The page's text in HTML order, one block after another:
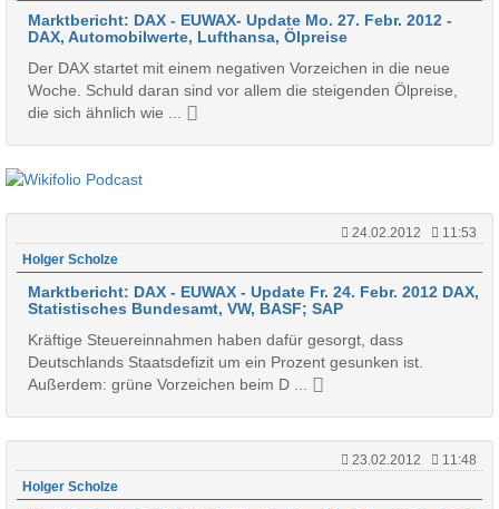
Marktbericht: DAX - EUWAX- Update Mo. 27. Febr. 2012 -
DAX, Automobilwerte, Lufthansa, Ölpreise
Der DAX startet mit einem negativen Vorzeichen in die neue
Woche. Schuld daran sind vor allem die steigenden Ölpreise,
die sich ähnlich wie ...
24.02.2012
11:53
Holger Scholze
Marktbericht: DAX - EUWAX - Update Fr. 24. Febr. 2012 DAX,
Statistisches Bundesamt, VW, BASF; SAP
Kräftige Steuereinnahmen haben dafür gesorgt, dass
Deutschlands Staatsdefizit um ein Prozent gesunken ist.
Außerdem: grüne Vorzeichen beim D ...
23.02.2012
11:48
Holger Scholze